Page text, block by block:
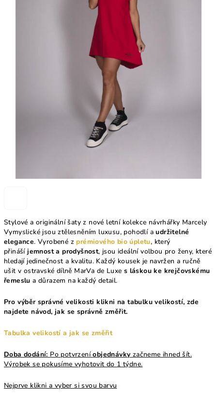
Stylové a originální šaty z nové letní kolekce návrhářky Marcely
Vymyslické jsou ztělesněním luxusu, pohodlí a udržitelné
elegance. Vyrobené z prémiového bio úpletu, který
přináší jemnost a prodyšnost, jsou ideální volbou pro ženy, které
hledají jedinečnost a kvalitu. Každý kousek je navržen a ručně
ušit v ostravské dílně MarVa de Luxe s láskou ke krejčovskému
řemeslu a důrazem na každý detail.
Pro výběr správné velikosti klikni na tabulku velikostí, zde
najdete návod, jak se správně změřit.
Tabulka velikostí a jak se změřit
Doba dodání: Po potvrzení objednávky začneme ihned šít.
Výrobek se pokusíme vyhotovit do 1 týdne.
Nejprve klikni a vyber si svou barvu